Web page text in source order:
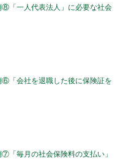
⑧「一人代表法人」に必要な社会
「会社を退職した後に保険証を
「毎月の社会保険料の支払い」